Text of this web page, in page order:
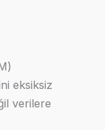
eksiksiz
verilere